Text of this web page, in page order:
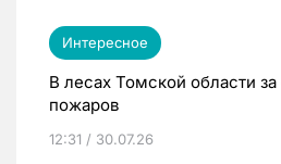
Интересное
В лесах Томской области
пожаров
12:31 / 30.07.26